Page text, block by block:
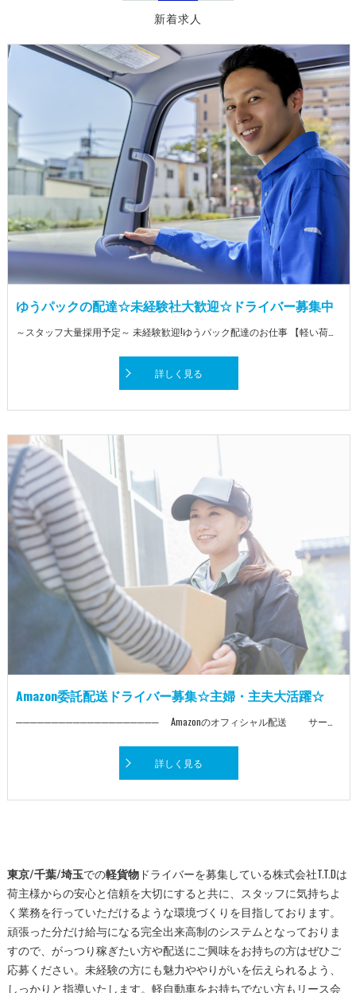
新着求人
ゆうパックの配達☆未経験社大歓迎☆ドライバー募集中
～スタッフ大量採用予定～ 未経験歓迎!ゆうパック配達のお仕事 【軽い荷物メイン】なので、体の負担も少め♪ 3人に2人が未経験からのスタートです★ 必要なのはAT免許だけ!今すぐStart!
詳しく見る
Amazon委託配送ドライバー募集☆主婦・主夫大活躍☆
詳しく見る
東京/千葉/埼玉での軽貨物ドライバーを募集している株式会社T.T.Dは
荷主様からの安心と信頼を大切にすると共に、スタッフに気持ちよ
く業務を行っていただけるような環境づくりを目指しております。
頑張った分だけ給与になる完全出来高制のシステムとなっておりま
すので、がっつり稼ぎたい方や配送にご興味をお持ちの方はぜひご
応募ください。未経験の方にも魅力ややりがいを伝えられるよう、
しっかりと指導いたします。軽自動車をお持ちでない方もリース会